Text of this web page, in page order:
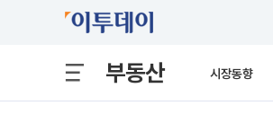
부동산 시장동향